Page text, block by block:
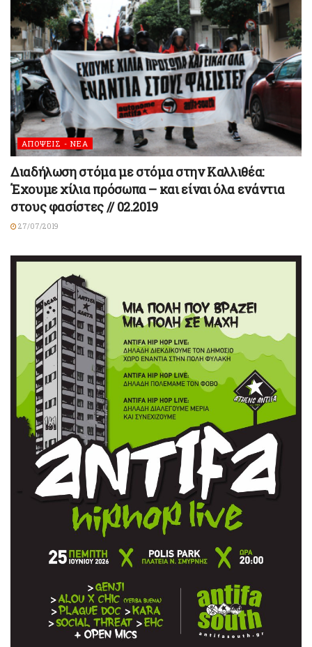
ΑΠΟΨΕΙΣ - ΝΕΑ
Διαδήλωση στόμα με στόμα στην Καλλιθέα:
Έχουμε χίλια πρόσωπα – και είναι όλα ενάντια
στους φασίστες // 02.2019
27/07/2019